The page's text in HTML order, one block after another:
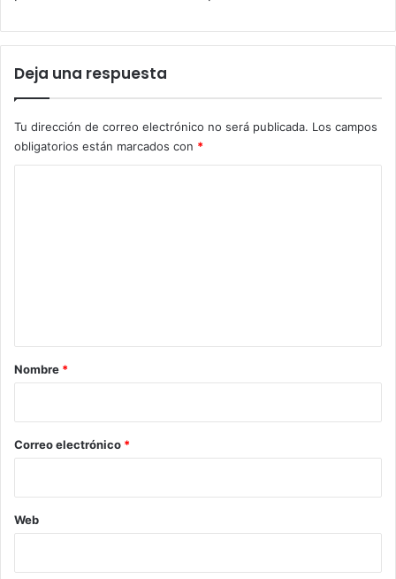
Deja una respuesta
Tu dirección de correo electrónico no será publicada. Los campos
obligatorios están marcados con *
r
*
Nombre *
Correo electrónico *
Web